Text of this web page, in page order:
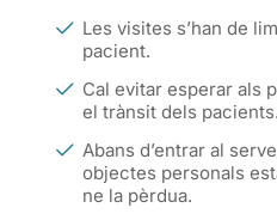
Les visites s’han de
pacient.
Cal evitar esperar als
el trànsit dels pacients.
Abans d’entrar al
objectes personals
ne la pèrdua.